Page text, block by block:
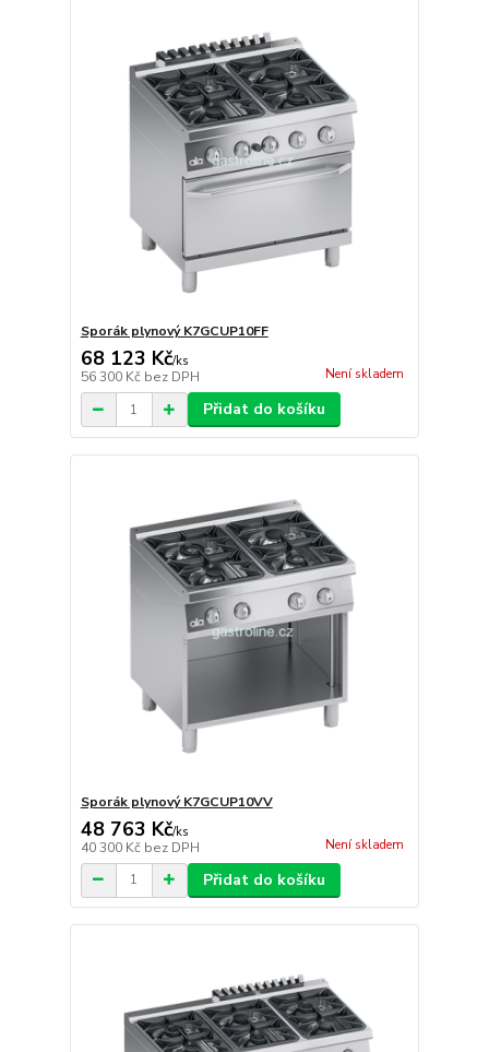
Sporák plynový K7GCUP10FF
68 123 Kč/ks
56 300 Kč bez DPH Není skladem
Přidat do košíku
Sporák plynový K7GCUP10VV
48 763 Kč/ks
40 300 Kč bez DPH Není skladem
Přidat do košíku